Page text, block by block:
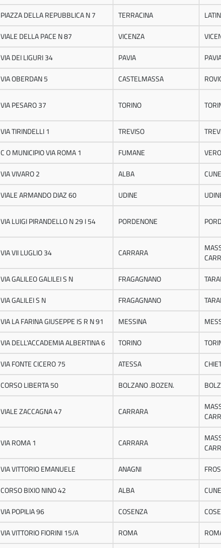
PIAZZA DELLA REPUBBLICA N 7 TERRACINA
VIALE DELLA PACE N 87 VICENZA
VIA DEI LIGURI 34 PAVIA
VIA OBERDAN 5 CASTELMASSA
VIA PESARO 37 TORINO
VIA TIRINDELLI 1 TREVISO
C O MUNICIPIO VIA ROMA 1 FUMANE
VIA VIVARO 2 ALBA
VIALE ARMANDO DIAZ 60 UDINE
VIA LUIGI PIRANDELLO N 29 I 54 PORDENONE
VIA VII LUGLIO 34 CARRARA
VIA GALILEO GALILEI S N FRAGAGNANO
VIA GALILEI S N FRAGAGNANO
VIA LA FARINA GIUSEPPE IS R N 91 MESSINA
VIA DELL'ACCADEMIA ALBERTINA 6 TORINO
VIA FONTE CICERO 75 ATESSA
CORSO LIBERTA 50 BOLZANO .BOZEN.
VIALE ZACCAGNA 47 CARRARA
VIA ROMA 1 CARRARA
VIA VITTORIO EMANUELE ANAGNI
CORSO BIXIO NINO 42 ALBA
VIA POPILIA 96 COSENZA
VIA VITTORIO FIORINI 15/A ROMA